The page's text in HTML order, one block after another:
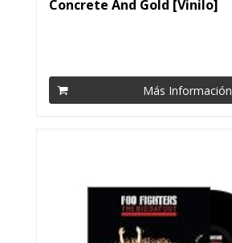
Concrete And Gold [Vinilo]
Más Información